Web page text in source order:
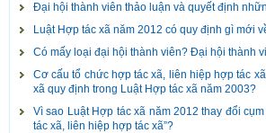
Đại hội thành viên thảo luận và quyết định
Luật Hợp tác xã năm 2012 có quy định gì mới
Có mấy loại đại hội thành viên? Đại hội thành
Cơ cấu tổ chức hợp tác xã, liên hiệp hợp tác
xã quy định trong Luật Hợp tác xã năm 2003?
Vì sao Luật Hợp tác xã năm 2012 thay đổi
tác xã, liên hiệp hợp tác xã”?